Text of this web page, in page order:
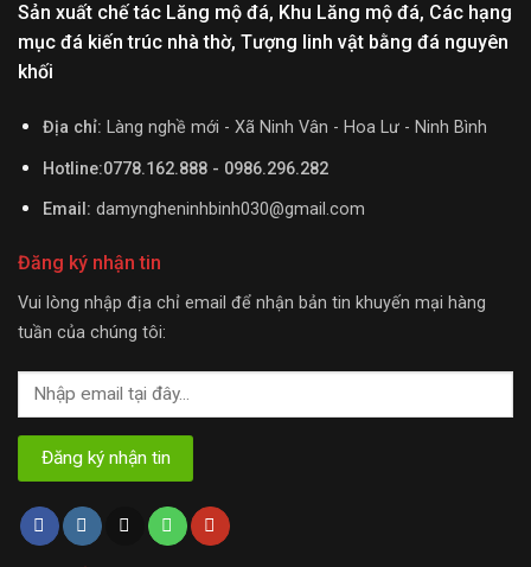
Sản xuất chế tác Lăng mộ đá, Khu Lăng mộ đá, Các hạng
mục đá kiến trúc nhà thờ, Tượng linh vật bằng đá nguyên
khối
Địa chỉ: Làng nghề mới - Xã Ninh Vân - Hoa Lư - Ninh Bình
Hotline:0778.162.888 - 0986.296.282
Email: damyngheninhbinh030@gmail.com
Đăng ký nhận tin
Vui lòng nhập địa chỉ email để nhận bản tin khuyến mại hàng
tuần của chúng tôi: